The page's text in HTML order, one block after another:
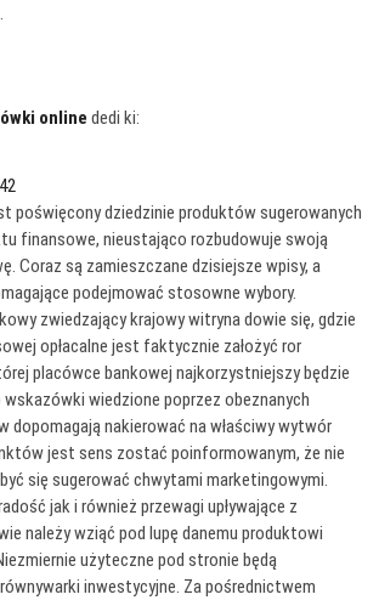
online dedi ki:
poświęcony dziedzinie produktów sugerowanych
finansowe, nieustająco rozbudowuje swoją
Coraz są zamieszczane dzisiejsze wpisy, a
podejmować stosowne wybory.
zwiedzający krajowy witryna dowie się, gdzie
opłacalne jest faktycznie założyć ror
placówce bankowej najkorzystniejszy będzie
wiedzione poprzez obeznanych
dopomagają nakierować na właściwy wytwór
jest sens zostać poinformowanym, że nie
się sugerować chwytami marketingowymi.
jak i również przewagi upływające z
należy wziąć pod lupę danemu produktowi
użyteczne pod stronie będą
inwestycyjne. Za pośrednictwem